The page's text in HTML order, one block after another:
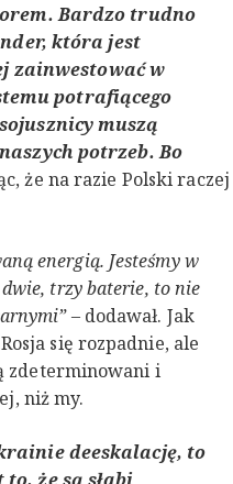
Bardzo trudno
która jest
zainwestować w
potrafiącego
muszą
potrzeb. Bo
że na razie Polski raczej
energią. Jesteśmy w
trzy baterie, to nie
– dodawał. Jak
się rozpadnie, ale
zdeterminowani i
niż my.
deeskalację, to